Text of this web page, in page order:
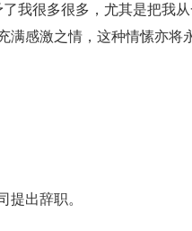
我很多很多，尤其是把我
满感激之情，这种情愫亦将
提出辞职。